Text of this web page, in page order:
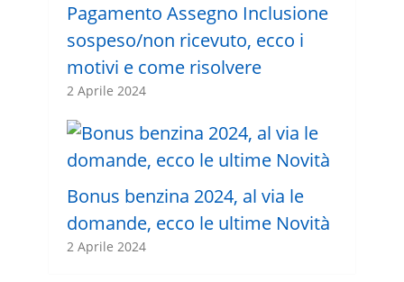
Pagamento Assegno Inclusione
sospeso/non ricevuto, ecco i
motivi e come risolvere
2 Aprile 2024
Bonus benzina 2024, al via le
domande, ecco le ultime Novità
2 Aprile 2024